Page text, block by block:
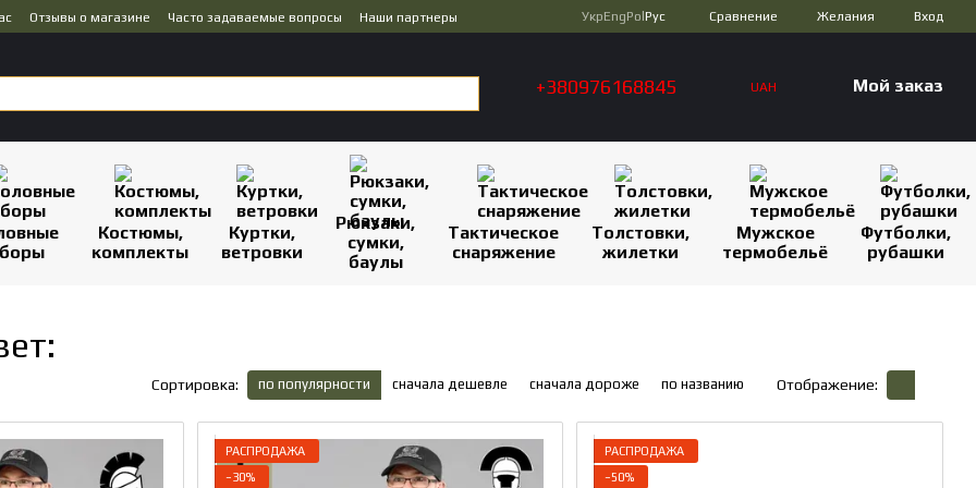
Отзывы о магазине Часто задаваемые вопросы
Наши партнеры
УкрEngPol Рус Сравнение Желания Вход
+380976168845 UAH Мой заказ
Костюмы,
комплекты
Куртки,
ветровки
Рюкзаки,
сумки,
баулы
Тактическое
снаряжение
Толстовки,
жилетки
Мужское
термобельё
Футболки,
рубашки
Сортировка: по популярности сначала дешевле сначала дороже по названию Отображение:
РАСПРОДАЖА
−30%
РАСПРОДАЖА
−50%